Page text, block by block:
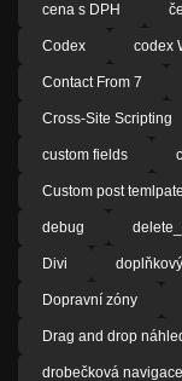
cena s DPH
Codex codex
Contact From 7
Cross-Site Scripting
custom fields
Custom post
debug
Divi
Dopravní zóny
Drag and drop
drobečková